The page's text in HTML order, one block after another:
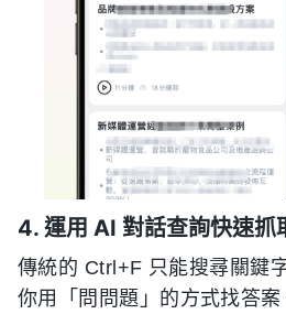
4. 運用 AI 對話查詢快速抓
傳統的 Ctrl+F 只能搜尋關鍵
你用「問問題」的方式找答案